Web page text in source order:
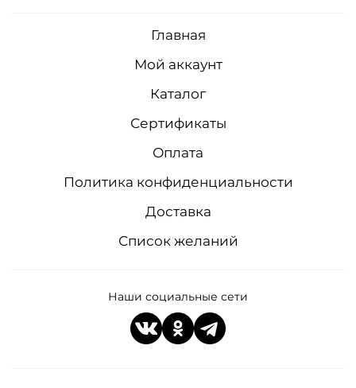
Главная
Мой аккаунт
Каталог
Сертификаты
Оплата
Политика конфиденциальности
Доставка
Список желаний
Наши социальные сети